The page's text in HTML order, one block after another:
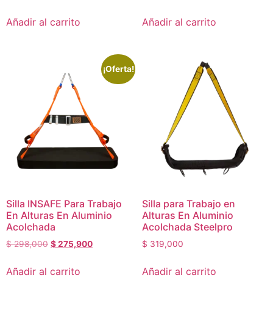
Añadir al carrito Añadir al carrito
¡Oferta!
Silla INSAFE Para Trabajo
En Alturas En Aluminio
Acolchada
$298,000 $275,900
Añadir al carrito
Silla para Trabajo en
Alturas En Aluminio
Acolchada Steelpro
$ 319,000
Añadir al carrito